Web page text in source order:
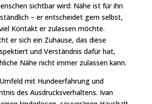
sichtbar wird: Nähe ist für ihn
– er entscheidet gern selbst,
Kontakt er zulassen möchte.
er sich ein Zuhause, das diese
und Verständnis dafür hat,
Nähe nicht immer zulassen kann.
mit Hundeerfahrung und
des Ausdrucksverhaltens. Ivan